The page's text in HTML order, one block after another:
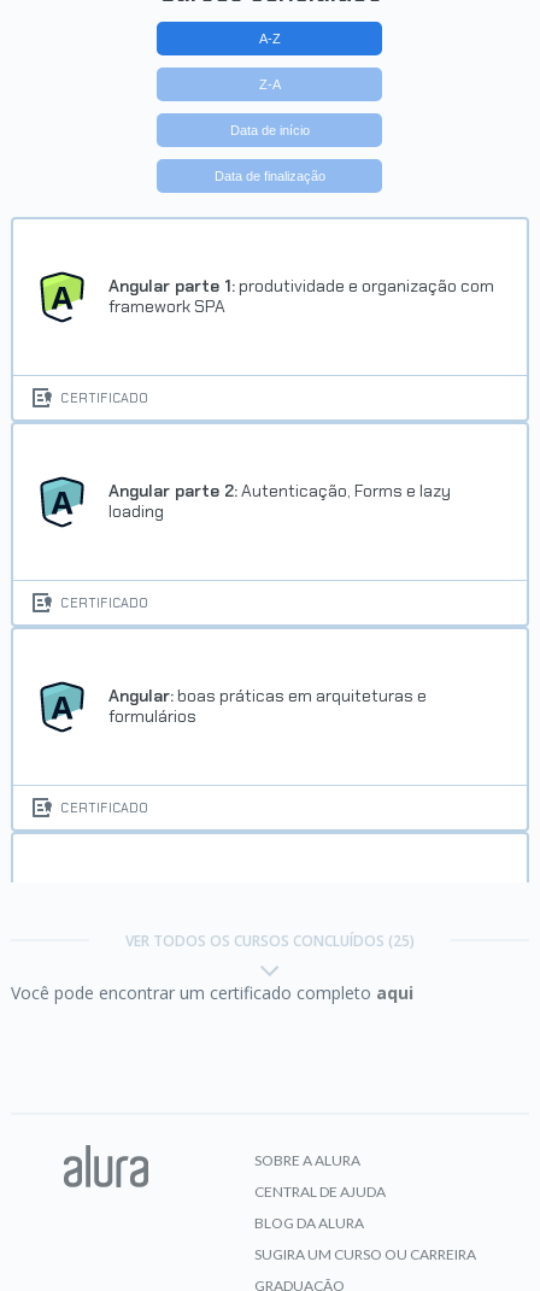
A-Z
Z-A
Data de início
Data de finalização
Angular parte 1: produtividade e organização com
framework SPA
CERTIFICADO
Angular parte 2:Autenticação, Forms e lazy
loading
CERTIFICADO
Angular: boas práticas em arquiteturas e
formulários
CERTIFICADO
VER TODOS OS CURSOS CONCLUÍDOS (25)
Você pode encontrar um certificado completo aqui
SOBRE A ALURA
CENTRAL DE AJUDA
BLOG DA ALURA
SUGIRA UM CURSO OU CARREIRA
GRADUAÇÃO